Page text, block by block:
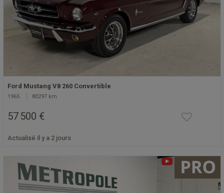
Ford Mustang V8 260 Convertible
1965 80297 km
57 500 €
Actualisé il y a 2 jours